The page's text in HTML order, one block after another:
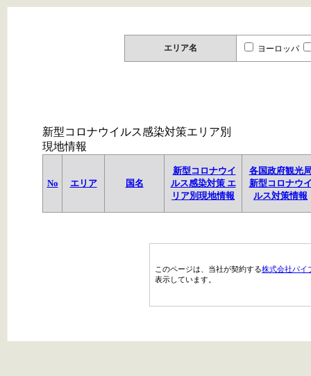
エリア名 ヨーロッパ
新型コロナウイルス感染対策エリア別
現地情報
No エリア 国名
新型コロナウイ
ルス感染対策 エ
リア別現地情報
各国政府観光
新型コロナウ
ルス対策情報
このページは、当社が契約する株式会社パイ
表示しています。